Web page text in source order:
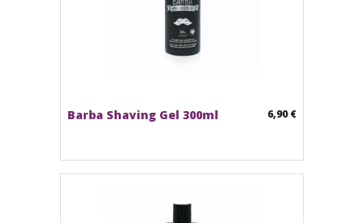
Barba Shaving Gel 300ml 6,90 €